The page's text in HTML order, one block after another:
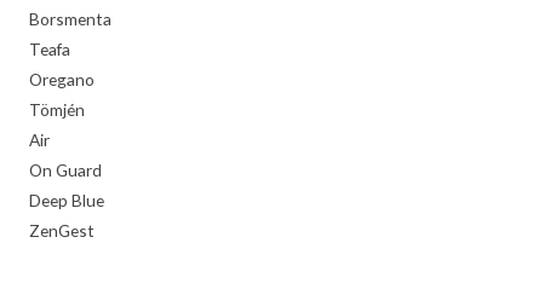
Borsmenta
Teafa
Oregano
Tömjén
Air
On Guard
Deep Blue
ZenGest